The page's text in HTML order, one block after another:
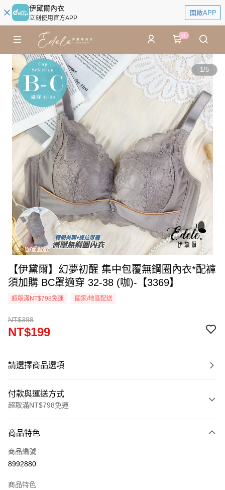
伊黛爾內衣
立刻使用官方APP
開啟APP
0
1/5
【伊黛爾】幻夢初醒 集中包覆無鋼圈內衣*配褲
須加購 BC罩適穿 32-38 (咖)-【3369】
超取滿NT$798免運 國家/地區配送
NT$398
NT$199
請選擇商品選項
付款與運送方式
超取滿NT$798免運
信用卡一次付款
超商取貨付款
商品特色
商品編號
8992880
商品特色